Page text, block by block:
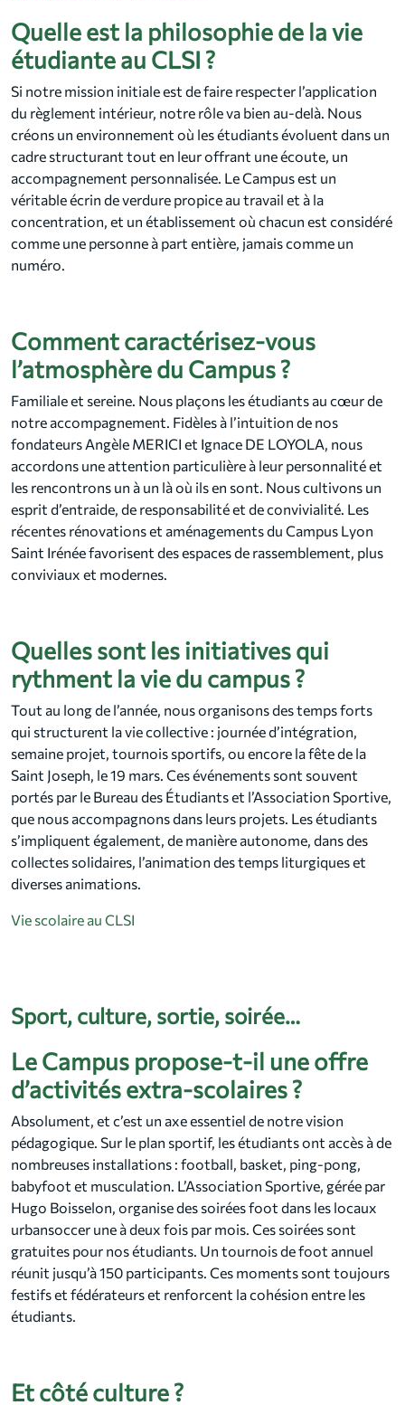
Quelle est la philosophie de la vie
étudiante au CLSI ?
Si notre mission initiale est de faire respecter l’application
du règlement intérieur, notre rôle va bien au-delà. Nous
créons un environnement où les étudiants évoluent dans un
cadre structurant tout en leur offrant une écoute, un
accompagnement personnalisée. Le Campus est un
véritable écrin de verdure propice au travail et à la
concentration, et un établissement où chacun est considéré
comme une personne à part entière, jamais comme un
numéro.
Comment caractérisez-vous
l’atmosphère du Campus ?
Familiale et sereine. Nous plaçons les étudiants au cœur de
notre accompagnement. Fidèles à l’intuition de nos
fondateurs Angèle MERICI et Ignace DE LOYOLA, nous
accordons une attention particulière à leur personnalité et
les rencontrons un à un là où ils en sont. Nous cultivons un
esprit d’entraide, de responsabilité et de convivialité. Les
récentes rénovations et aménagements du Campus Lyon
Saint Irénée favorisent des espaces de rassemblement, plus
conviviaux et modernes.
Quelles sont les initiatives qui
rythment la vie du campus ?
Tout au long de l’année, nous organisons des temps forts
qui structurent la vie collective : journée d’intégration,
semaine projet, tournois sportifs, ou encore la fête de la
Saint Joseph, le 19 mars. Ces événements sont souvent
portés par le Bureau des Étudiants et l’Association Sportive,
que nous accompagnons dans leurs projets. Les étudiants
s’impliquent également, de manière autonome, dans des
collectes solidaires, l’animation des temps liturgiques et
diverses animations.
Vie scolaire au CLSI
Sport, culture, sortie, soirée…
Le Campus propose-t-il une offre
d’activités extra-scolaires ?
Absolument, et c’est un axe essentiel de notre vision
pédagogique. Sur le plan sportif, les étudiants ont accès à de
nombreuses installations : football, basket, ping-pong,
babyfoot et musculation. L’Association Sportive, gérée par
Hugo Boisselon, organise des soirées foot dans les locaux
urbansoccer une à deux fois par mois. Ces soirées sont
gratuites pour nos étudiants. Un tournois de foot annuel
réunit jusqu’à 150 participants. Ces moments sont toujours
festifs et fédérateurs et renforcent la cohésion entre les
étudiants.
Et côté culture ?